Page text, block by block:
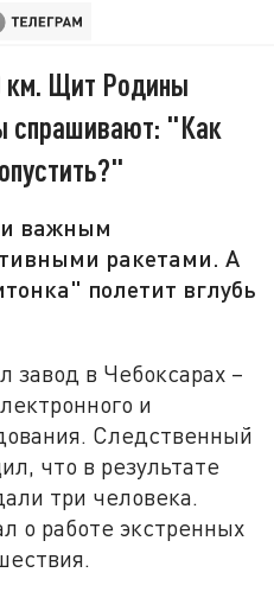
км. Щит Родины
спрашивают: "Как
важным
ракетами. А
полетит вглубь
завод в Чебоксарах –
и
Следственный
что в результате
три человека.
о работе экстренных